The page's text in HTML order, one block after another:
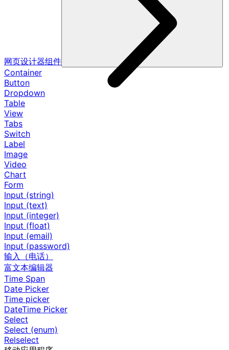
网页设计器组件
Container
Button
Dropdown
Table
View
Tabs
Switch
Label
Image
Video
Chart
Form
Input (string)
Input (text)
Input (integer)
Input (float)
Input (email)
Input (password)
输入（电话）
富文本编辑器
Time Span
Date Picker
Time picker
DateTime Picker
Select
Select (enum)
Relselect